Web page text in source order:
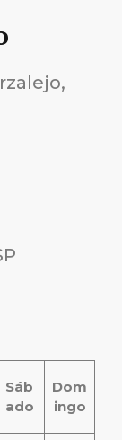
Sáb
ado
Dom
ingo